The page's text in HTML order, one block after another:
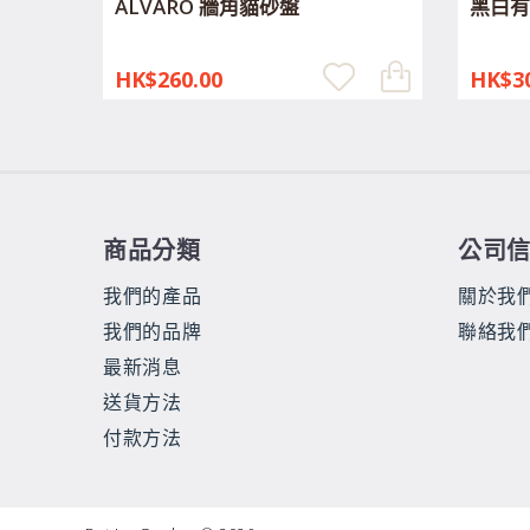
ALVARO 牆角貓砂盤
HK$260.00
黑白
商品分類
我們的產品
我們的品牌
最新消息
送貨方法
付款方法
公司
關於我
聯絡我